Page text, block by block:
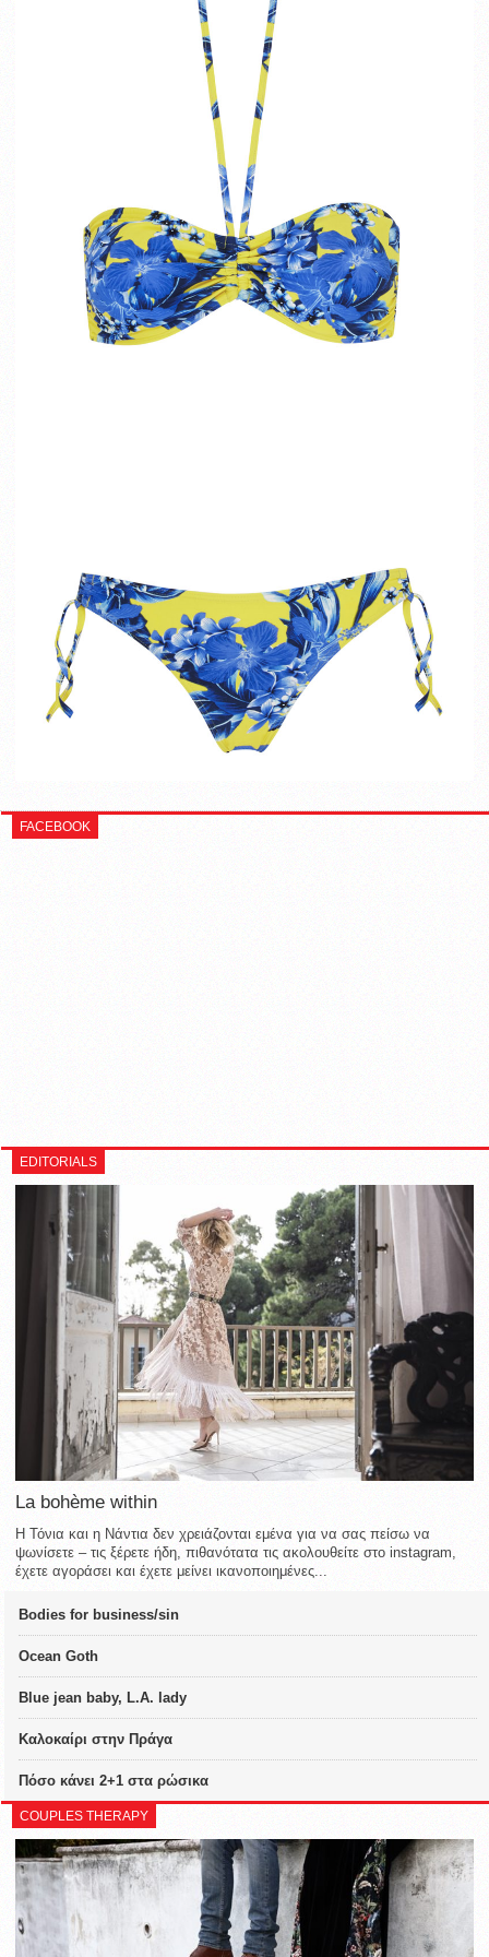
FACEBOOK
EDITORIALS
La bohème within
Η Τόνια και η Νάντια δεν χρειάζονται εμένα για να σας πείσω να
ψωνίσετε – τις ξέρετε ήδη, πιθανότατα τις ακολουθείτε στο instagram,
έχετε αγοράσει και έχετε μείνει ικανοποιημένες...
Bodies for business/sin
Ocean Goth
Blue jean baby, L.A. lady
Καλοκαίρι στην Πράγα
Πόσο κάνει 2+1 στα ρώσικα
COUPLES THERAPY